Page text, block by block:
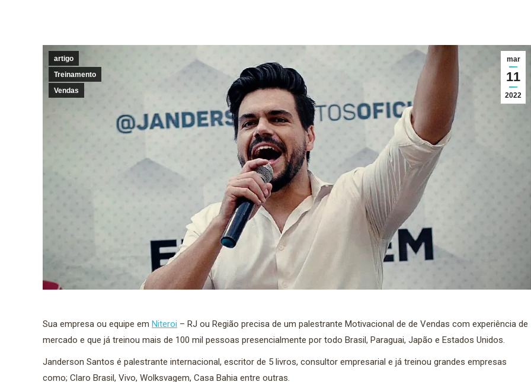
mar
11
2022
artigo
Treinamento
Vendas
Sua empresa ou equipe em Niteroi – RJ ou Região precisa de um palestrante Motivacional de de Vendas com experiência de
mercado e que já treinou mais de 100 mil pessoas presencialmente por todo Brasil, Paraguai, Japão e Estados Unidos.
Janderson Santos é palestrante internacional, escritor de 5 livros, consultor empresarial e já treinou grandes empresas
como; Claro Brasil, Vivo, Wolksvagem, Casa Bahia entre outras.